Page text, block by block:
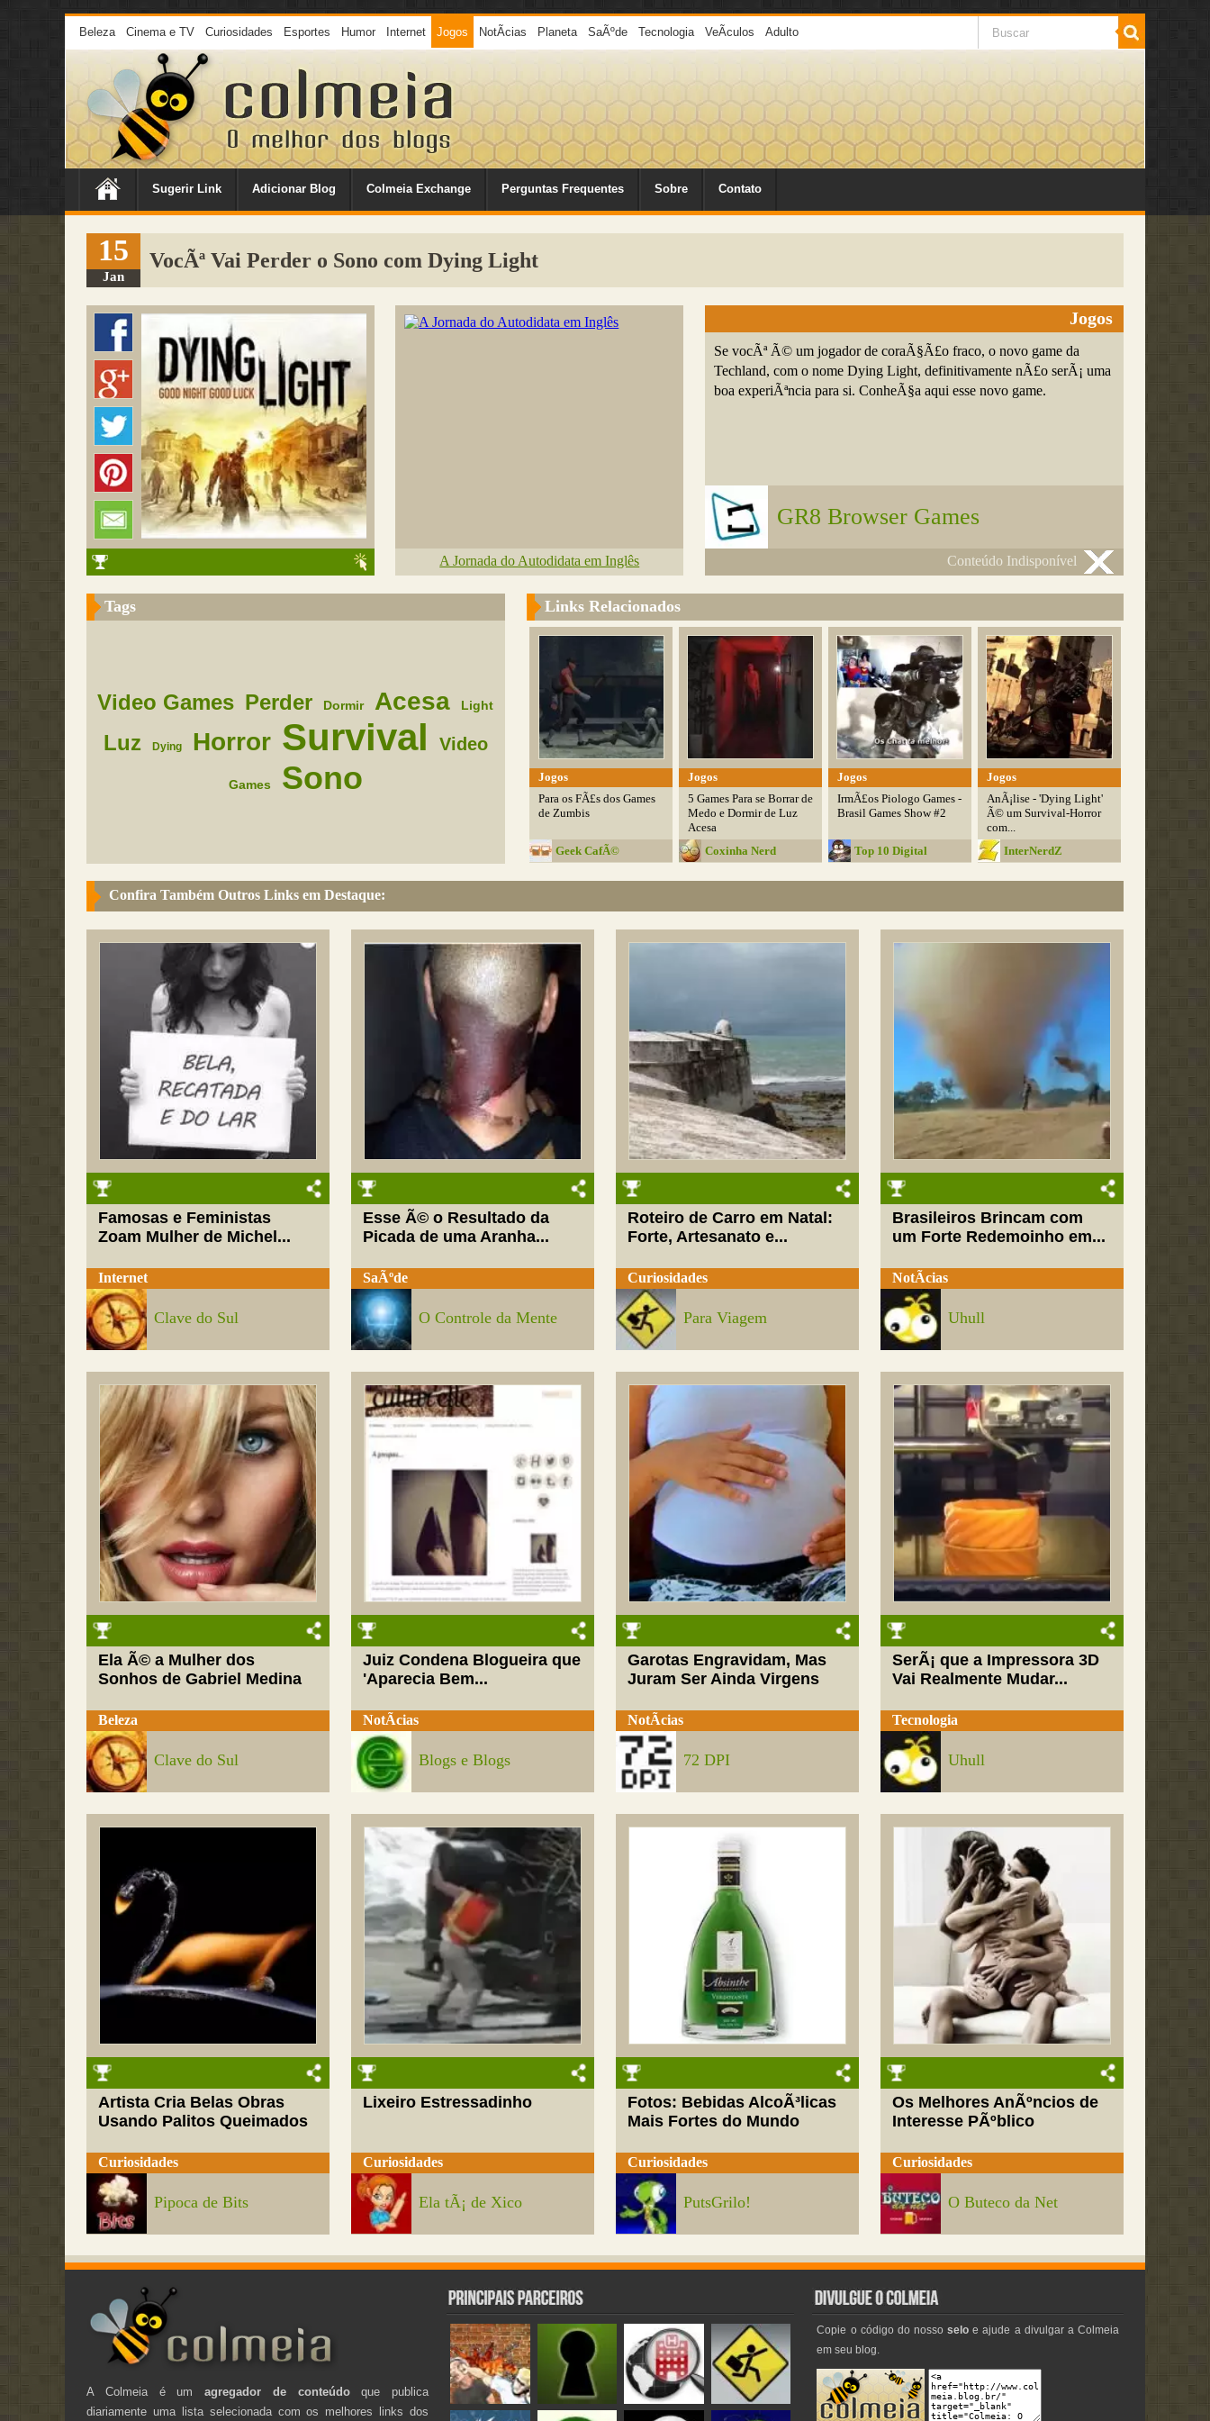
Beleza Cinema e TV Curiosidades Esportes Humor Internet Jogos NotÃ­cias Planeta SaÃºde Tecnologia VeÃ­culos Adulto
Sugerir Link Adicionar Blog Colmeia Exchange Perguntas Frequentes Sobre Contato
15
Jan
VocÃª Vai Perder o Sono com Dying Light
A Jornada do Autodidata em Inglês
Jogos
Se vocÃª Ã© um jogador de coraÃ§Ã£o fraco, o novo game da
Techland, com o nome Dying Light, definitivamente nÃ£o serÃ¡ uma
boa experiÃªncia para si. ConheÃ§a aqui esse novo game.
GR8 Browser Games
Conteúdo Indisponível
Tags
Video Games Perder Dormir Acesa Light
Luz Dying Horror Survival Video
Games Sono
Links Relacionados
Jogos
Para os FÃ£s dos Games
de Zumbis
Geek CafÃ©
Jogos
5 Games Para se Borrar de
Medo e Dormir de Luz
Acesa
Coxinha Nerd
Jogos
IrmÃ£os Piologo Games -
Brasil Games Show #2
Top 10 Digital
Jogos
AnÃ¡lise - 'Dying Light'
Ã© um Survival-Horror
com...
InterNerdZ
Confira Também Outros Links em Destaque:
Famosas e Feministas
Zoam Mulher de Michel...
Internet
Clave do Sul
Esse Ã© o Resultado da
Picada de uma Aranha...
SaÃºde
O Controle da Mente
Roteiro de Carro em Natal:
Forte, Artesanato e...
Curiosidades
Para Viagem
Brasileiros Brincam com
um Forte Redemoinho em...
NotÃ­cias
Uhull
Ela Ã© a Mulher dos
Sonhos de Gabriel Medina
Beleza
Clave do Sul
Juiz Condena Blogueira que
'Aparecia Bem...
NotÃ­cias
Blogs e Blogs
Garotas Engravidam, Mas
Juram Ser Ainda Virgens
NotÃ­cias
72 DPI
SerÃ¡ que a Impressora 3D
Vai Realmente Mudar...
Tecnologia
Uhull
Artista Cria Belas Obras
Usando Palitos Queimados
Curiosidades
Pipoca de Bits
Lixeiro Estressadinho
Curiosidades
Ela tÃ¡ de Xico
Fotos: Bebidas AlcoÃ³licas
Mais Fortes do Mundo
Curiosidades
PutsGrilo!
Os Melhores AnÃºncios de
Interesse PÃºblico
Curiosidades
O Buteco da Net
A Colmeia é umagregador de conteúdoque publica
diariamente uma lista selecionada com os melhores links dos
Copie o código do nossoselo e ajude a divulgar a Colmeia
em seu blog.